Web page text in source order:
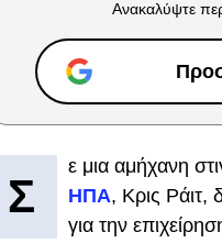
Ανακαλύψτε
Σ
ε μια αμήχανη
ΗΠΑ, Κρις Ράιτ,
για την